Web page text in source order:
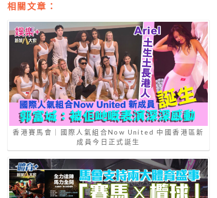
相關文章：
香港賽馬會｜國際人氣組合Now United 中國香港區新
成員今日正式誕生